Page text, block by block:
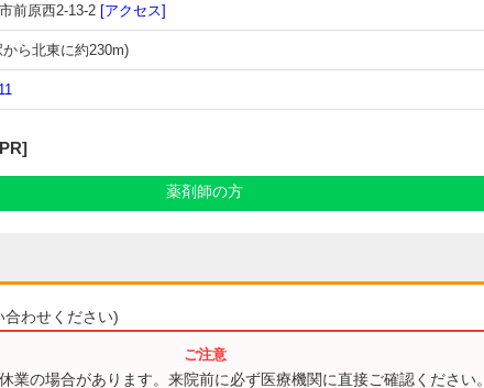
前原西2-13-2 [アクセス]
ら北東に約230m)
薬剤師の方
合わせください)
業の場合があります。来院前に必ず医療機関に直接ご確認ください。